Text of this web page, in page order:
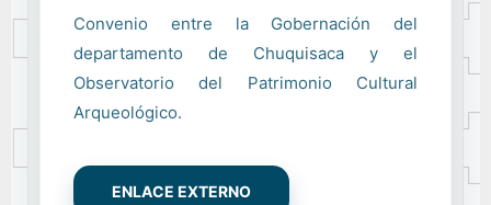
Convenio entre la Gobernación del
departamento de Chuquisaca y el
Observatorio del Patrimonio Cultural
Arqueológico.
ENLACE EXTERNO